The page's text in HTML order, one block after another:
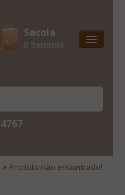
Sacola
0 item(ns)
» Produto não encontrado!